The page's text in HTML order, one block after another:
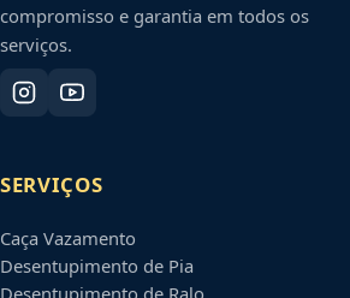
compromisso e garantia em todos os
serviços.
SERVIÇOS
Caça Vazamento
Desentupimento de Pia
Desentupimento de Ralo